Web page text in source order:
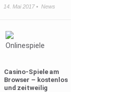
14. Mai 2017 • News
Casino-Spiele am
Browser – kostenlos
und zeitweilig